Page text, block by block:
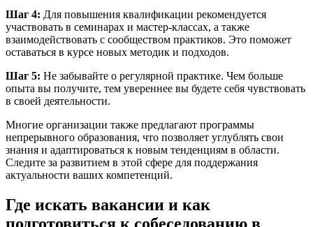
Шаг 4: Для повышения квалификации рекомендуется
участвовать в семинарах и мастер-классах, а также
взаимодействовать с сообществом практиков. Это поможет
оставаться в курсе новых методик и подходов.
Шаг 5: Не забывайте о регулярной практике. Чем больше
опыта вы получите, тем увереннее вы будете себя чувствовать
в своей деятельности.
Многие организации также предлагают программы
непрерывного образования, что позволяет углублять свои
знания и адаптироваться к новым тенденциям в области.
Следите за развитием в этой сфере для поддержания
актуальности ваших компетенций.
Где искать вакансии и как